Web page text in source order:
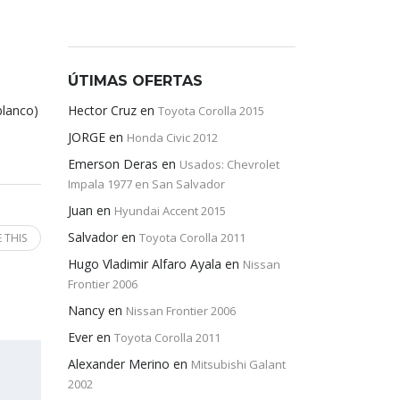
THIS
ÚTIMAS OFERTAS
Hector Cruz en Toyota Corolla 2015
JORGE en Honda Civic 2012
Emerson Deras en Usados: Chevrolet
Impala 1977 en San Salvador
Juan en Hyundai Accent 2015
Salvador en Toyota Corolla 2011
Hugo Vladimir Alfaro Ayala en Nissan
Frontier 2006
Nancy en Nissan Frontier 2006
Ever en Toyota Corolla 2011
Alexander Merino en Mitsubishi Galant
2002